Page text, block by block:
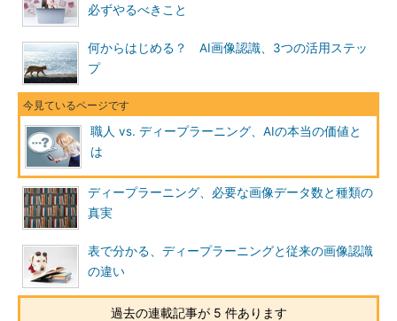
必ずやるべきこと
何からはじめる？ AI画像認識、3つの活用ステッ
プ
職人 vs. ディープラーニング、AIの本当の価値と
は
ディープラーニング、必要な画像データ数と種類の
真実
表で分かる、ディープラーニングと従来の画像認識
の違い
過去の連載記事が 5 件あります